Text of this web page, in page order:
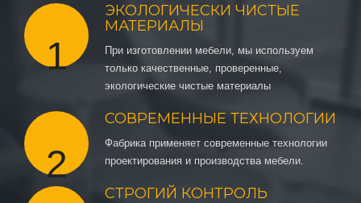
1
ЭКОЛОГИЧЕСКИ ЧИСТЫЕ
МАТЕРИАЛЫ
При изготовлении мебели, мы используем
только качественные, проверенные,
экологические чистые материалы
2
СОВРЕМЕННЫЕ ТЕХНОЛОГИИ
Фабрика применяет современные технологии
проектирования и производства мебели.
СТРОГИЙ КОНТРОЛЬ